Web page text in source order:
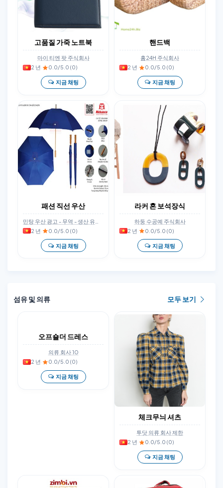
고품질 가죽 노트북
마이 티엔 팟 주식회사
2 년· 0.0/5.0 (0)
지금 채팅
핸드백
홈24H 주식회사
2 년· 0.0/5.0 (0)
지금 채팅
패션 직선 우산
2 년· 0.0/5.0 (0)
지금 채팅
라커 혼 보석장식
하둥 수공예 주식회사
2 년· 0.0/5.0 (0)
지금 채팅
섬유 및 의류 모두 보기
오프숄더 드레스
의류 회사 10
2 년· 0.0/5.0 (0)
지금 채팅
체크무늬 셔츠
투닷 의류 회사 제한
2 년· 0.0/5.0 (0)
지금 채팅